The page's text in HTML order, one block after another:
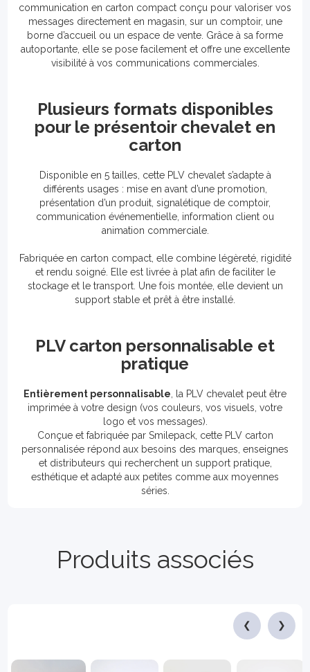
communication en carton compact conçu pour valoriser vos
messages directement en magasin, sur un comptoir, une
borne d’accueil ou un espace de vente. Grâce à sa forme
autoportante, elle se pose facilement et offre une excellente
visibilité à vos communications commerciales.
Plusieurs formats disponibles
pour le présentoir chevalet en
carton
Disponible en 5 tailles, cette PLV chevalet s’adapte à
différents usages : mise en avant d’une promotion,
présentation d’un produit, signalétique de comptoir,
communication événementielle, information client ou
animation commerciale.
Fabriquée en carton compact, elle combine légèreté, rigidité
et rendu soigné. Elle est livrée à plat afin de faciliter le
stockage et le transport. Une fois montée, elle devient un
support stable et prêt à être installé.
PLV carton personnalisable et
pratique
Entièrement personnalisable , la PLV chevalet peut être
imprimée à votre design (vos couleurs, vos visuels, votre
logo et vos messages).
Conçue et fabriquée par Smilepack, cette PLV carton
personnalisée répond aux besoins des marques, enseignes
et distributeurs qui recherchent un support pratique,
esthétique et adapté aux petites comme aux moyennes
séries.
Produits associés
❮ ❯